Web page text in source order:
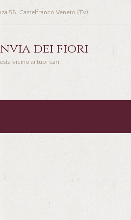
58, Castelfranco Veneto (TV)
dei fiori
vicino ai tuoi cari.